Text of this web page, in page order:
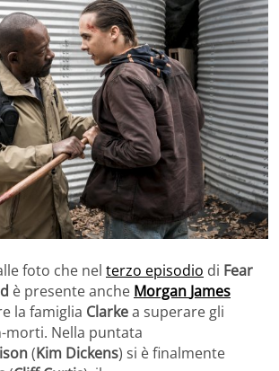
foto che nel terzo episodio di Fear
è presente anche Morgan James
la famiglia Clarkea superare gli
morti. Nella puntata
(Kim Dickens) si è finalmente